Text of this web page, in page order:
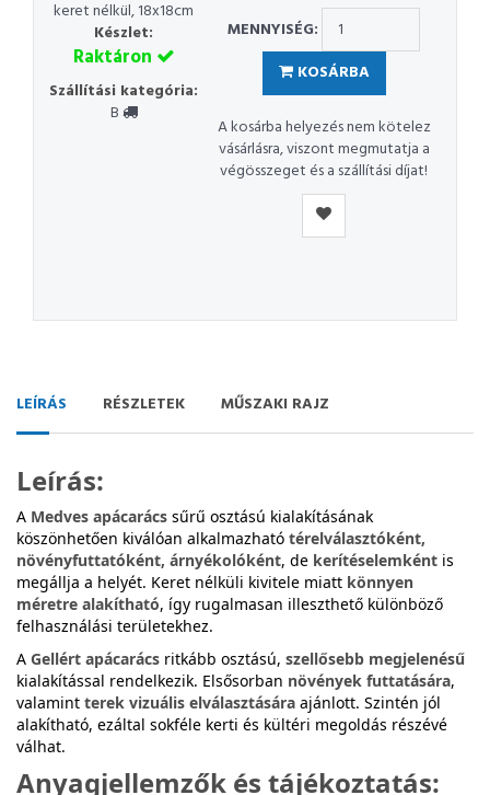
Készlet:
Raktáron
Szállítási kategória:
B
MENNYISÉG:
KOSÁRBA
A kosárba helyezés nem kötelez
vásárlásra, viszont megmutatja a
végösszeget és a szállítási díjat!
LEÍRÁS RÉSZLETEK MŰSZAKI RAJZ
Leírás:
A Medves apácarács sűrű osztású kialakításának
köszönhetően kiválóan alkalmazható térelválasztóként,
növényfuttatóként, árnyékolóként, de kerítéselemként is
megállja a helyét. Keret nélküli kivitele miatt könnyen
méretre alakítható, így rugalmasan illeszthető különböző
felhasználási területekhez.
A Gellért apácarács ritkább osztású, szellősebb megjelenésű
kialakítással rendelkezik. Elsősorban növények futtatására,
valamint terek vizuális elválasztására ajánlott. Szintén jól
alakítható, ezáltal sokféle kerti és kültéri megoldás részévé
válhat.
Anyagjellemzők és tájékoztatás: